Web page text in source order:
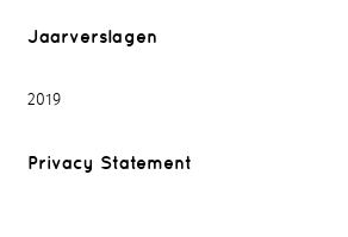
Jaarverslagen
2019
Privacy Statement